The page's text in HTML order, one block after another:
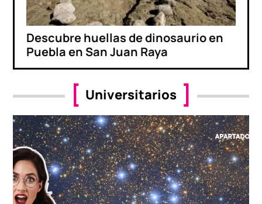
Descubre huellas de dinosaurio en
Puebla en San Juan Raya
Universitarios